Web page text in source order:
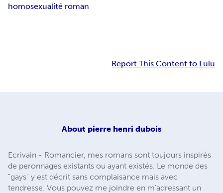
homosexualité roman
Report This Content to Lulu
About pierre henri dubois
Ecrivain - Romancier, mes romans sont toujours inspirés
de peronnages existants ou ayant existés. Le monde des
"gays" y est décrit sans complaisance mais avec
tendresse. Vous pouvez me joindre en m'adressant un